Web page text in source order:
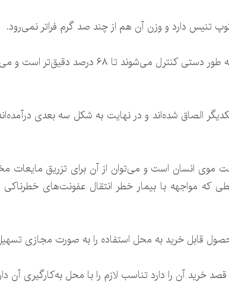
تنیس دارد و وزن آن هم از چند صد گرم فراتر نمی‌رود.
بررسی‌ها نشان می‌دهد این ربات در مقایسه با ابزار دیگر جراحی که به طور
الصاق شده‌اند و در نهایت به شکل سه بعدی
موی انسان است و می‌توان از آن برای تزریق مایعات
که مواجهه با بیمار خطر انتقال عفونت‌های خطرناکی
قابل خرید به محل استفاده را به صورت مجازی
آن را دارد تناسب لازم را با محل به‌کارگیری آن